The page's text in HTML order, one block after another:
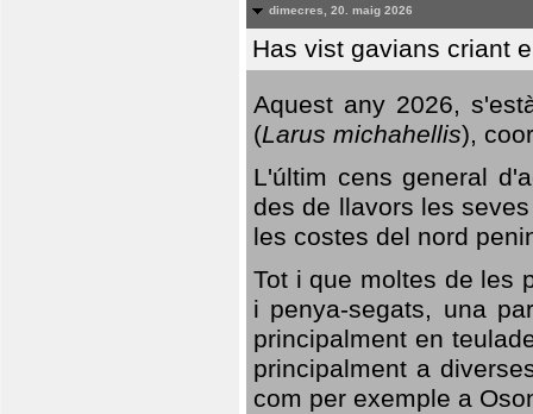
dimecres, 20. maig 2026
Has vist gavians criant
Aquest any 2026,
(Larus michahellis),
L'últim cens general
des de llavors les
les costes del nord
Tot i que moltes de les
i penya-segats, una
principalment en
principalment a
com per exemple a